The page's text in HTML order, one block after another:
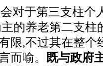
对于第三支柱个
的养老第二支柱
限,不过其在整个
而喻。
既与政府